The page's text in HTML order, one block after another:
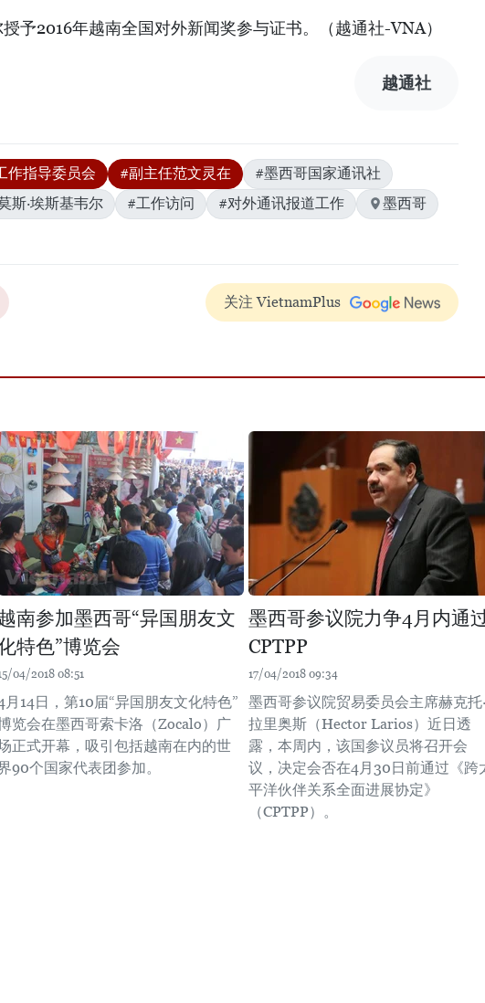
予2016年越南全国对外新闻奖参与证书。（越通社-VNA）
越通社
作指导委员会 #副主任范文灵在
#墨西哥国家通讯社
斯·埃斯基韦尔
#工作访问 #对外通讯报道工作
墨西哥
关注 VietnamPlus
南参加墨西哥“异国朋友文
特色”博览会
04/2018 08:51
月14日，第10届“异国朋友文化特色”
览会在墨西哥索卡洛（Zocalo）广
正式开幕，吸引包括越南在内的世
90个国家代表团参加。
墨西哥参议院力争4月内通
CPTPP
17/04/2018 09:34
墨西哥参议院贸易委员会主席赫克托·
拉里奥斯（Hector Larios）近日透
露，本周内，该国参议员将召开会
议，决定会否在4月30日前通过《跨
平洋伙伴关系全面进展协定》
（CPTPP）。